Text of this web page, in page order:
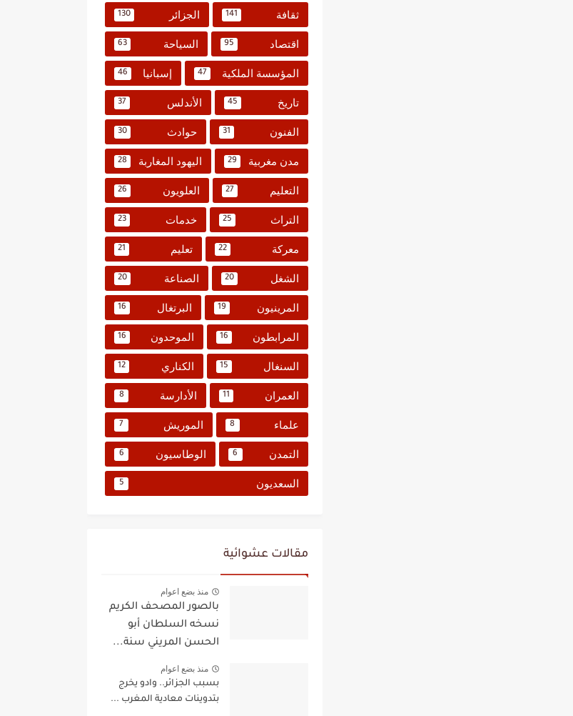
ثقافة 141 الجزائر 130
اقتصاد 95 السياحة 63
المؤسسة الملكية 47 إسبانيا 46
تاريخ 45 الأندلس 37
الفنون 31 حوادث 30
مدن مغربية 29 اليهود المغاربة 28
التعليم 27 العلويون 26
التراث 25 خدمات 23
معركة 22 تعليم 21
الشغل 20 الصناعة 20
المرينيون 19 البرتغال 16
المرابطون 16 الموحدون 16
السنغال 15 الكناري 12
العمران 11 الأدارسة 8
علماء 8 الموريش 7
التمدن 6 الوطاسيون 6
السعديون 5
مقالات عشوائية
منذ بضع اعوام
بالصور المصحف الكريم
نسخه السلطان أبو
الحسن المريني سنة...
منذ بضع اعوام
بسبب الجزائر.. وادو يخرج
بتدوينات معادية المغرب ...